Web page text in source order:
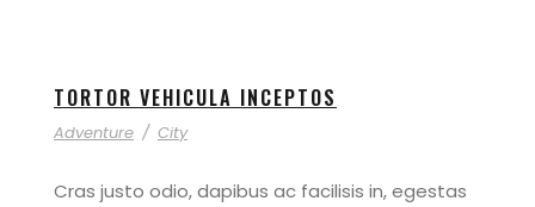
TORTOR VEHICULA INCEPTOS
Adventure / City
Cras justo odio, dapibus ac facilisis in, egestas